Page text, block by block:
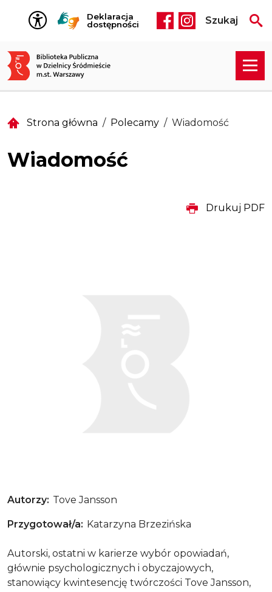
Przejdź do treści
Deklaracja
dostępności
Social media
Szukaj
Strona główna Polecamy Wiadomość
Wiadomość
Drukuj PDF
Wiadomość
Autorzy Tove Jansson
Przygotował/a Katarzyna Brzezińska
Autorski, ostatni w karierze wybór opowiadań,
głównie psychologicznych i obyczajowych,
stanowiący kwintesencję twórczości Tove Jansson,